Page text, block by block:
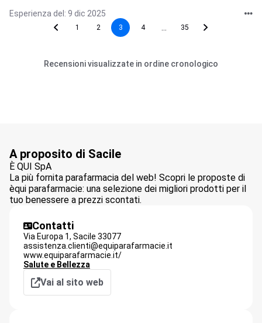
Esperienza del: 9 dic 2025
1 2 3 4 35
Recensioni visualizzate in ordine cronologico
A proposito di Sacile
È QUI SpA
La più fornita parafarmacia del web! Scopri le proposte di
èqui parafarmacie: una selezione dei migliori prodotti per il
tuo benessere a prezzi scontati.
Contatti
Via Europa 1, Sacile 33077
assistenza.clienti@equiparafarmacie.it
www.equiparafarmacie.it/
Salute e Bellezza
Vai al sito web